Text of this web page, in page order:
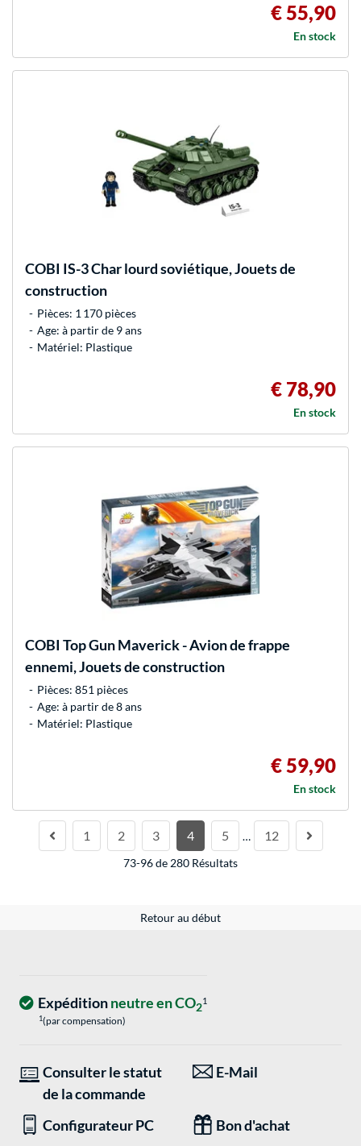
€ 55,90
En stock
COBI IS-3 Char lourd soviétique, Jouets de
construction
Pièces: 1 170 pièces
Age: à partir de 9 ans
Matériel: Plastique
€ 78,90
En stock
COBI Top Gun Maverick - Avion de frappe
ennemi, Jouets de construction
Pièces: 851 pièces
Age: à partir de 8 ans
Matériel: Plastique
€ 59,90
En stock
1 2 3 4 5 … 12
73-96 de 280 Résultats
Retour au début
Expéditionneutre en CO21
1(par compensation)
Consulter le statut
de la commande
E-Mail
Configurateur PC Bon d'achat